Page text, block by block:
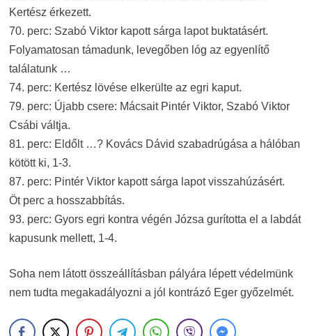
Kertész érkezett.
70. perc: Szabó Viktor kapott sárga lapot buktatásért.
Folyamatosan támadunk, levegőben lóg az egyenlítő
találatunk …
74. perc: Kertész lövése elkerülte az egri kaput.
79. perc: Újabb csere: Mácsait Pintér Viktor, Szabó Viktor
Csábi váltja.
81. perc: Eldőlt …? Kovács Dávid szabadrúgása a hálóban
kötött ki, 1-3.
87. perc: Pintér Viktor kapott sárga lapot visszahúzásért.
Öt perc a hosszabbítás.
93. perc: Gyors egri kontra végén Józsa gurította el a labdát
kapusunk mellett, 1-4.
Soha nem látott összeállításban pályára lépett védelmünk
nem tudta megakadályozni a jól kontrázó Eger győzelmét.